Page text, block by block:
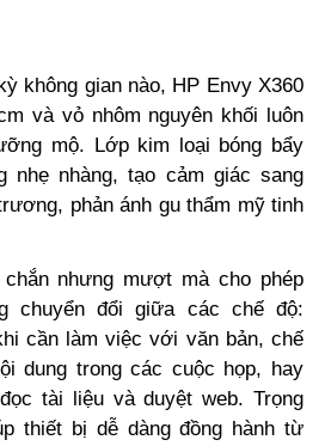
không gian nào, HP Envy X360
và vỏ nhôm nguyên khối luôn
mộ. Lớp kim loại bóng bẩy
nhẹ nhàng, tạo cảm giác sang
phản ánh gu thẩm mỹ tinh
nhưng mượt mà cho phép
chuyển đổi giữa các chế độ:
cần làm việc với văn bản, chế
dung trong các cuộc họp, hay
tài liệu và duyệt web. Trọng
thiết bị dễ dàng đồng hành từ